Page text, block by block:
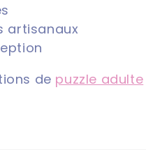
artisanaux
de puzzle adulte